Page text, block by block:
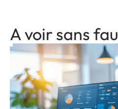
A voir sans